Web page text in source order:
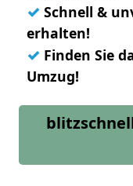
✓ Schnell &
erhalten!
✓ Finden Sie
Umzug!